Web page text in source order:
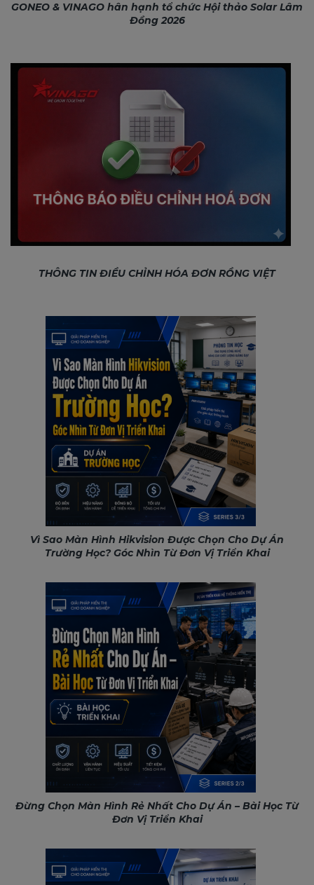
GONEO & VINAGO hân hạnh tổ chức Hội thảo Solar Lâm
Đồng 2026
THÔNG TIN ĐIỀU CHỈNH HÓA ĐƠN RỒNG VIỆT
Vì Sao Màn Hình Hikvision Được Chọn Cho Dự Án
Trường Học? Góc Nhìn Từ Đơn Vị Triển Khai
Đừng Chọn Màn Hình Rẻ Nhất Cho Dự Án – Bài Học Từ
Đơn Vị Triển Khai